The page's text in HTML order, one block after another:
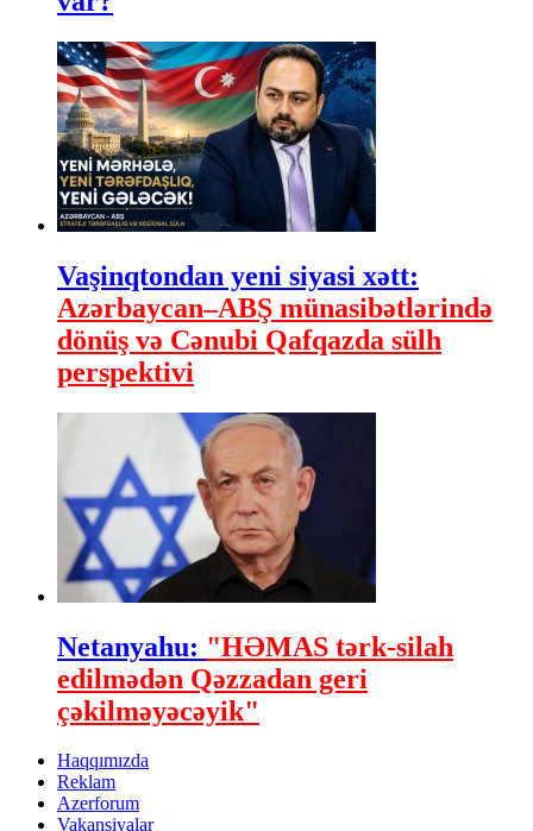
Vaşinqtondan yeni siyasi xətt:
Azərbaycan–ABŞ münasibətlərində
dönüş və Cənubi Qafqazda sülh
perspektivi
Netanyahu: "HƏMAS tərk-silah
edilmədən Qəzzadan geri
çəkilməyəcəyik"
Haqqımızda
Reklam
Azerforum
Vakansiyalar